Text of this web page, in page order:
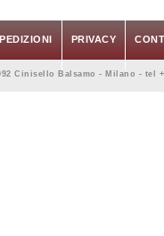
PRIVACY
Cinisello Balsamo - Milano - tel